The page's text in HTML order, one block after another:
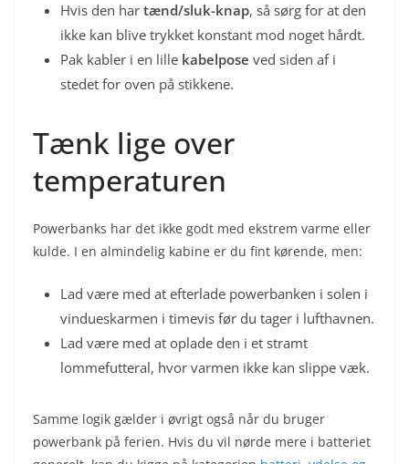
Hvis den har tænd/sluk-knap, så sørg for at den
ikke kan blive trykket konstant mod noget hårdt.
Pak kabler i en lille kabelpose ved siden af i
stedet for oven på stikkene.
Tænk lige over
temperaturen
Powerbanks har det ikke godt med ekstrem varme eller
kulde. I en almindelig kabine er du fint kørende, men:
Lad være med at efterlade powerbanken i solen i
vindueskarmen i timevis før du tager i lufthavnen.
Lad være med at oplade den i et stramt
lommefutteral, hvor varmen ikke kan slippe væk.
Samme logik gælder i øvrigt også når du bruger
powerbank på ferien. Hvis du vil nørde mere i batteriet